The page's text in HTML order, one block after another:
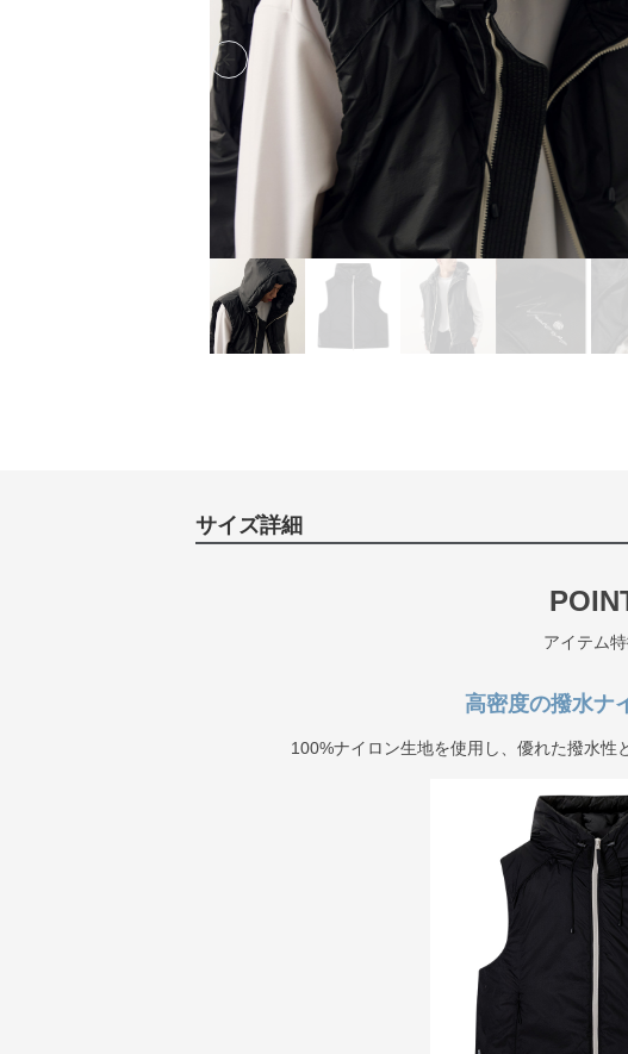
Previous slide
サイズ詳細
アイテム
高密度の撥水ナ
100%ナイロン生地を使用し、優れた撥水性